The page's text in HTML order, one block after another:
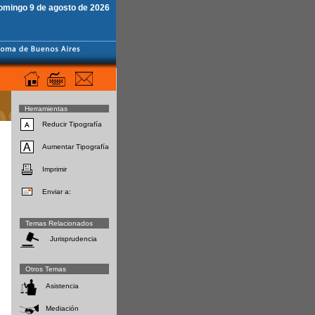
9 de agosto de 2026
Herramientas
Reducir Tipografía
Aumentar Tipografía
Imprimir
Enviar a:
Temas Relacionados
Jurisprudencia
Otros Temas
Asistencia
Mediación